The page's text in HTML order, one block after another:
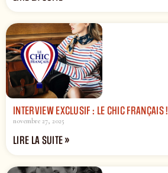
INTERVIEW EXCLUSIF : LE CHIC FRANÇAIS !
novembre 27, 2025
LIRE LA SUITE »